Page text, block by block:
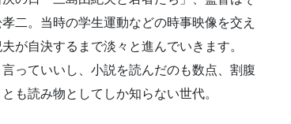
二。当時の学生運動などの時事映像を交え
が自決するまで淡々と進んでいきます。
っていいし、小説を読んだのも数点、割腹
も読み物としてしか知らない世代。